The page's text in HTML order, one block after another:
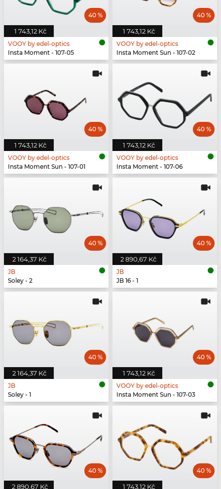
1 743,12 Kč
40 %
VOOY by edel-optics
Insta Moment - 107-05
1 743,12 Kč
40 %
VOOY by edel-optics
Insta Moment Sun - 107-02
1 743,12 Kč
40 %
VOOY by edel-optics
Insta Moment Sun - 107-01
1 743,12 Kč
40 %
VOOY by edel-optics
Insta Moment - 107-06
2 164,37 Kč
40 %
JB
Soley - 2
2 890,67 Kč
40 %
JB
JB 16 - 1
2 164,37 Kč
40 %
JB
Soley - 1
1 743,12 Kč
40 %
VOOY by edel-optics
Insta Moment Sun - 107-03
2 890,67 Kč
40 %
1 743,12 Kč
40 %